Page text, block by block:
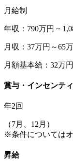
月給制
年収：790万円 ~
月収：37万円～65
月額基本給：32万
賞与・インセンテ
年2回
（7月、12月）
※条件については
昇給